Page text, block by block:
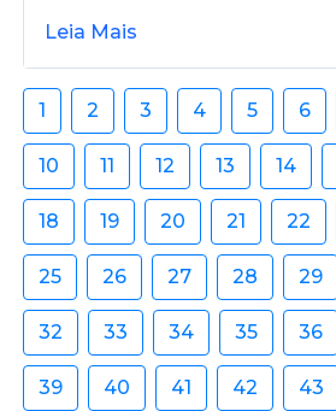
Leia Mais
1 2 3 4 5 6
10 11 12 13 14
18 19 20 21 22
25 26 27 28 29
32 33 34 35 36
39 40 41 42 43